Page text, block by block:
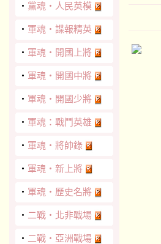
‧ 黨魂‧人民英模
‧ 軍魂‧諜報精英
‧ 軍魂‧開國上將
‧ 軍魂‧開國中將
‧ 軍魂‧開國少將
‧ 軍魂：戰鬥英雄
‧ 軍魂‧將帥錄
‧ 軍魂‧新上將
‧ 軍魂‧歷史名將
‧ 二戰‧北非戰場
‧ 二戰‧亞洲戰場